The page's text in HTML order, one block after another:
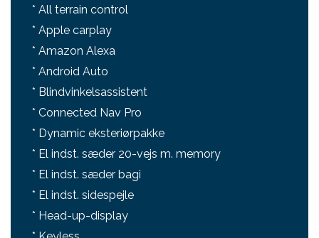
* All terrain control
* Apple carplay
* Amazon Alexa
* Android Auto
* Blindvinkelsassistent
* Connected Nav Pro
* Dynamic eksteriørpakke
* El indst. sæder 20-vejs m. memory
* El indst. sæder bagi
* El indst. sidespejle
* Head-up-display